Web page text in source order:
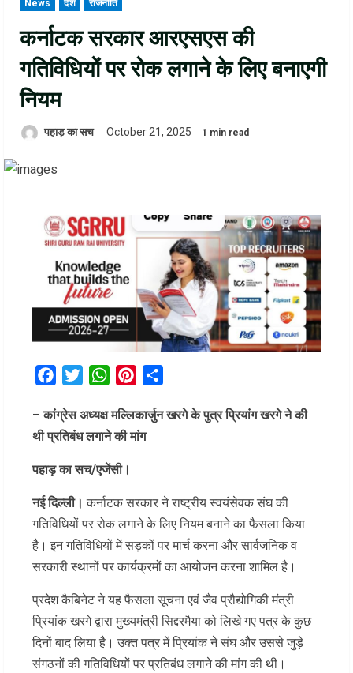
News देश राजनीति
कर्नाटक सरकार आरएसएस की
गतिविधियों पर रोक लगाने के लिए बनाएगी
नियम
पहाड़ का सच October 21, 2025 1 min read
FacebookTwitterWhatsAppPinterest
–कांग्रेस अध्यक्ष मल्लिकार्जुन खरगे के पुत्र प्रियांग खरगे ने की
थी प्रतिबंध लगाने की मांग
पहाड़ का सच/एजेंसी।
नई दिल्ली।कर्नाटक सरकार ने राष्ट्रीय स्वयंसेवक संघ की
गतिविधियों पर रोक लगाने के लिए नियम बनाने का फैसला किया
है। इन गतिविधियों में सड़कों पर मार्च करना और सार्वजनिक व
सरकारी स्थानों पर कार्यक्रमों का आयोजन करना शामिल है।
प्रदेश कैबिनेट ने यह फैसला सूचना एवं जैव प्रौद्योगिकी मंत्री
प्रियांक खरगे द्वारा मुख्यमंत्री सिद्दरमैया को लिखे गए पत्र के कुछ
दिनों बाद लिया है। उक्त पत्र में प्रियांक ने संघ और उससे जुड़े
संगठनों की गतिविधियों पर प्रतिबंध लगाने की मांग की थी।